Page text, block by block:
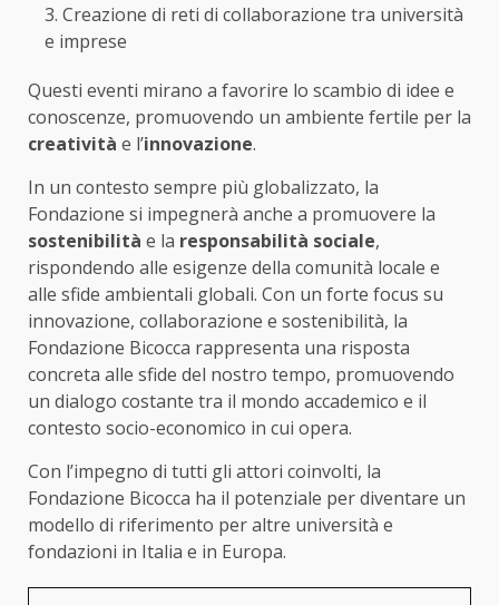
Creazione di reti di collaborazione tra università
e imprese
Questi eventi mirano a favorire lo scambio di idee e
conoscenze, promuovendo un ambiente fertile per la
creatività e l’innovazione.
In un contesto sempre più globalizzato, la
Fondazione si impegnerà anche a promuovere la
sostenibilità e la responsabilità sociale,
rispondendo alle esigenze della comunità locale e
alle sfide ambientali globali. Con un forte focus su
innovazione, collaborazione e sostenibilità, la
Fondazione Bicocca rappresenta una risposta
concreta alle sfide del nostro tempo, promuovendo
un dialogo costante tra il mondo accademico e il
contesto socio-economico in cui opera.
Con l’impegno di tutti gli attori coinvolti, la
Fondazione Bicocca ha il potenziale per diventare un
modello di riferimento per altre università e
fondazioni in Italia e in Europa.